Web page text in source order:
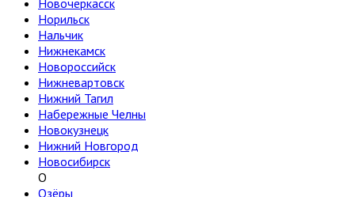
Новочеркасск
Норильск
Нальчик
Нижнекамск
Новороссийск
Нижневартовск
Нижний Тагил
Набережные Челны
Новокузнецк
Нижний Новгород
Новосибирск
О
Озёры